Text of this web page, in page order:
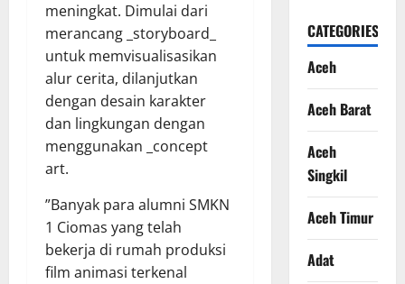
meningkat. Dimulai dari
merancang _storyboard_
untuk memvisualisasikan
alur cerita, dilanjutkan
dengan desain karakter
dan lingkungan dengan
menggunakan _concept
art.
”Banyak para alumni SMKN
1 Ciomas yang telah
bekerja di rumah produksi
film animasi terkenal
CATEGORIES
Aceh
Aceh Barat
Aceh
Singkil
Aceh Timur
Adat